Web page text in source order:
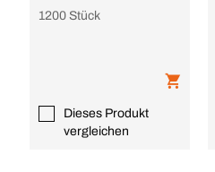
1200 Stück
Dieses Produkt
vergleichen